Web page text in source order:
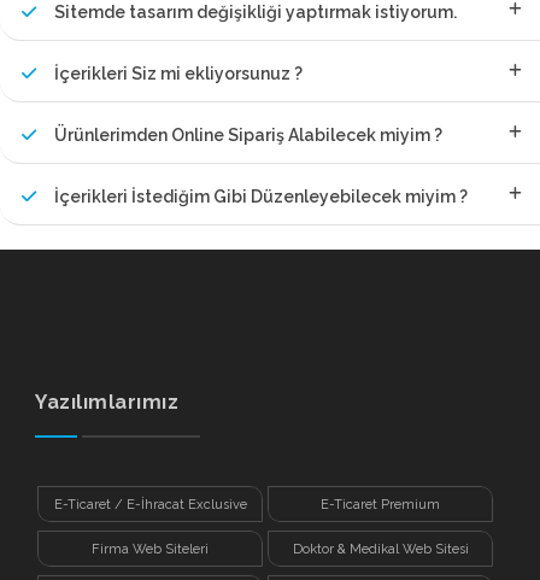
Sitemde tasarım değişikliği yaptırmak istiyorum.
İçerikleri Siz mi ekliyorsunuz ?
Ürünlerimden Online Sipariş Alabilecek miyim ?
İçerikleri İstediğim Gibi Düzenleyebilecek miyim ?
Yazılımlarımız
E-Ticaret / E-İhracat Exclusive E-Ticaret Premium
Firma Web Siteleri Doktor & Medikal Web Sitesi